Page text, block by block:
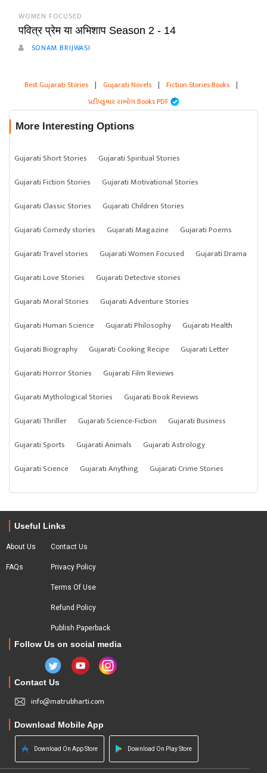
WOMEN FOCUSED
पवित्र प्रेम या अभिशाप Season 2 - 14
SONAM BRIJWASI
Best Gujarati Stories | Gujarati Novels | Fiction Stories Books |
પ્રદીપકુમાર રાઓલ Books PDF
More Interesting Options
Gujarati Short Stories
Gujarati Spiritual Stories
Gujarati Fiction Stories
Gujarati Motivational Stories
Gujarati Classic Stories
Gujarati Children Stories
Gujarati Comedy stories
Gujarati Magazine
Gujarati Poems
Gujarati Travel stories
Gujarati Women Focused
Gujarati Drama
Gujarati Love Stories
Gujarati Detective stories
Gujarati Moral Stories
Gujarati Adventure Stories
Gujarati Human Science
Gujarati Philosophy
Gujarati Health
Gujarati Biography
Gujarati Cooking Recipe
Gujarati Letter
Gujarati Horror Stories
Gujarati Film Reviews
Gujarati Mythological Stories
Gujarati Book Reviews
Gujarati Thriller
Gujarati Science-Fiction
Gujarati Business
Gujarati Sports
Gujarati Animals
Gujarati Astrology
Gujarati Science
Gujarati Anything Gujarati Crime Stories
Useful Links
About Us
FAQs
Contact Us
Privacy Policy
Terms Of Use
Refund Policy
Publish Paperback
Follow Us on social media
Contact Us
info@matrubharti.com
Download Mobile App
Download On App Store Download On Play Store